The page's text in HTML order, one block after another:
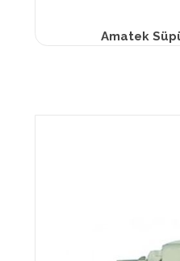
Amatek